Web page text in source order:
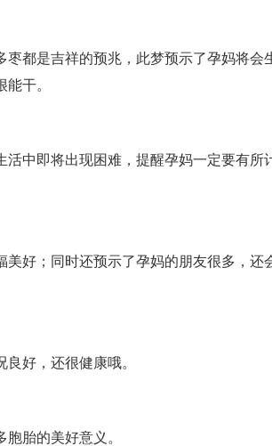
都是吉祥的预兆，此梦预示了孕妈将会
干。
中即将出现困难，提醒孕妈一定要有所
好；同时还预示了孕妈的朋友很多，还
好，还很健康哦。
胎的美好意义。